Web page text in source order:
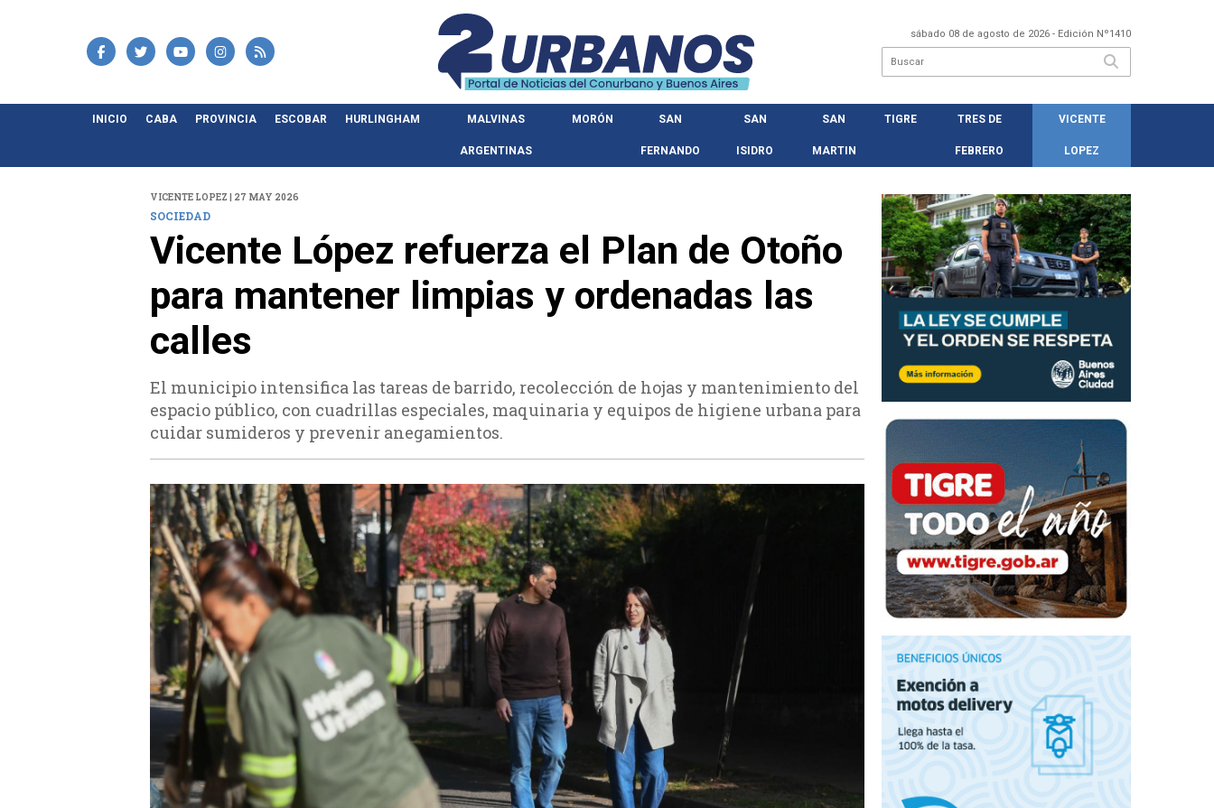
sábado 08 de agosto de 2026 - Edición Nº1410
INICIO CABA PROVINCIA ESCOBAR HURLINGHAM MALVINAS
ARGENTINAS
MORÓN SAN
FERNANDO
SAN
ISIDRO
SAN
MARTIN
TIGRE TRES DE
FEBRERO
VICENTE
LOPEZ
VICENTE LOPEZ | 27 MAY 2026
SOCIEDAD
Vicente López refuerza el Plan de Otoño
para mantener limpias y ordenadas las
calles
El municipio intensifica las tareas de barrido, recolección de hojas y mantenimiento del
espacio público, con cuadrillas especiales, maquinaria y equipos de higiene urbana para
cuidar sumideros y prevenir anegamientos.